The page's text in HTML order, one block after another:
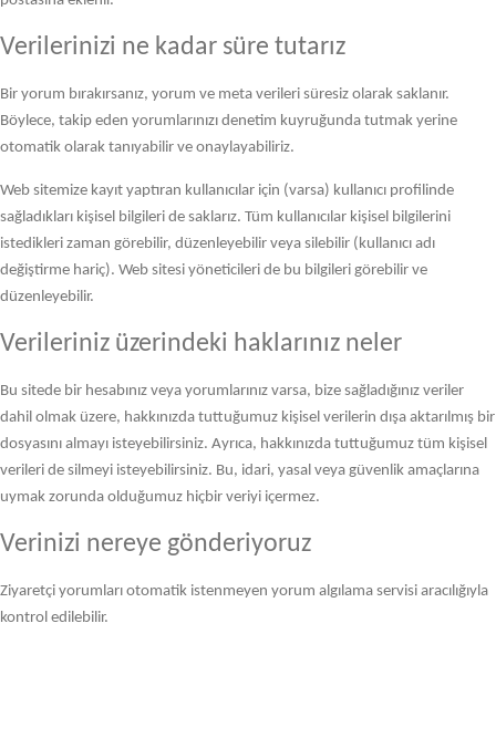
Verilerinizi ne kadar süre tutarız
Bir yorum bırakırsanız, yorum ve meta verileri süresiz olarak saklanır.
Böylece, takip eden yorumlarınızı denetim kuyruğunda tutmak yerine
otomatik olarak tanıyabilir ve onaylayabiliriz.
Web sitemize kayıt yaptıran kullanıcılar için (varsa) kullanıcı profilinde
sağladıkları kişisel bilgileri de saklarız. Tüm kullanıcılar kişisel bilgilerini
istedikleri zaman görebilir, düzenleyebilir veya silebilir (kullanıcı adı
değiştirme hariç). Web sitesi yöneticileri de bu bilgileri görebilir ve
düzenleyebilir.
Verileriniz üzerindeki haklarınız neler
Bu sitede bir hesabınız veya yorumlarınız varsa, bize sağladığınız veriler
dahil olmak üzere, hakkınızda tuttuğumuz kişisel verilerin dışa aktarılmış bir
dosyasını almayı isteyebilirsiniz. Ayrıca, hakkınızda tuttuğumuz tüm kişisel
verileri de silmeyi isteyebilirsiniz. Bu, idari, yasal veya güvenlik amaçlarına
uymak zorunda olduğumuz hiçbir veriyi içermez.
Verinizi nereye gönderiyoruz
Ziyaretçi yorumları otomatik istenmeyen yorum algılama servisi aracılığıyla
kontrol edilebilir.